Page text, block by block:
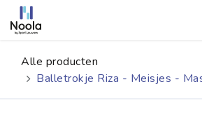
Overslaan naar inhoud
Alle producten
Balletrokje Riza - Meisjes -